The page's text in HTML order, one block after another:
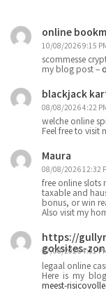
online
10/08/2026 9:15
scommesse
my blog post –
blackjack
08/08/2026 4:22
welche online
Feel free to visit
Maura
08/08/2026 12:32
free online slots
taxable and
bonus, or win
Also visit my
https://
goksites-
07/08/2026 4:31
legaal online
Here is my
meest-